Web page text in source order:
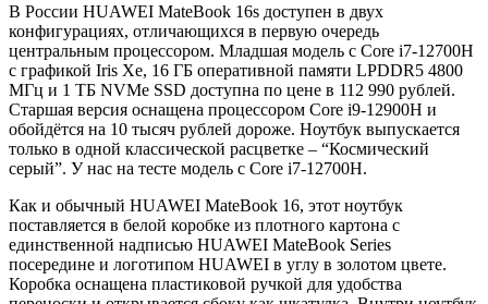
В России HUAWEI MateBook 16s доступен в двух
конфигурациях, отличающихся в первую очередь
центральным процессором. Младшая модель с Core i7-12700H
с графикой Iris Xe, 16 ГБ оперативной памяти LPDDR5 4800
МГц и 1 ТБ NVMe SSD доступна по цене в 112 990 рублей.
Старшая версия оснащена процессором Core i9-12900H и
обойдётся на 10 тысяч рублей дороже. Ноутбук выпускается
только в одной классической расцветке – “Космический
серый”. У нас на тесте модель с Core i7-12700H.
Как и обычный HUAWEI MateBook 16, этот ноутбук
поставляется в белой коробке из плотного картона с
единственной надписью HUAWEI MateBook Series
посередине и логотипом HUAWEI в углу в золотом цвете.
Коробка оснащена пластиковой ручкой для удобства